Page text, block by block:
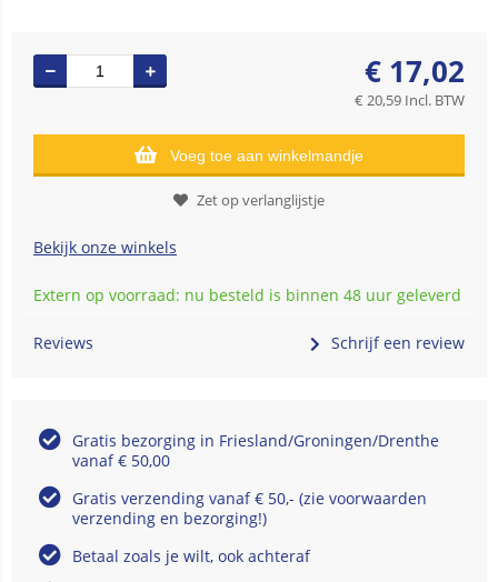
€ 17,02
€ 20,59 Incl. BTW
Voeg toe aan winkelmandje
Zet op verlanglijstje
Bekijk onze winkels
Extern op voorraad: nu besteld is binnen 48 uur geleverd
Reviews Schrijf een review
Gratis bezorging in Friesland/Groningen/Drenthe
vanaf € 50,00
Gratis verzending vanaf € 50,- (zie voorwaarden
verzending en bezorging!)
Betaal zoals je wilt, ook achteraf